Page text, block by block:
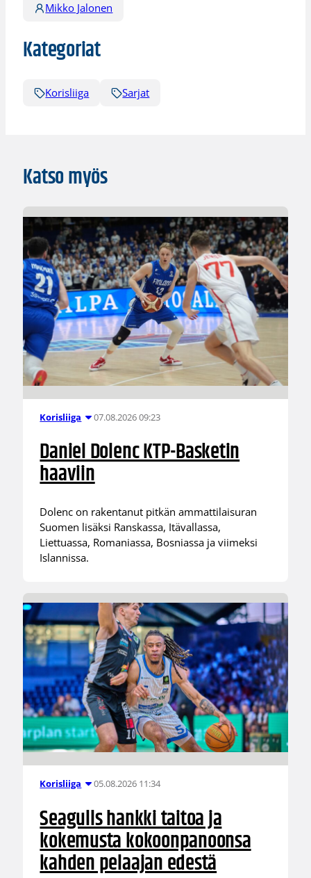
Mikko Jalonen
Kategoriat
Korisliiga Sarjat
Katso myös
Korisliiga 07.08.2026 09:23
Daniel Dolenc KTP-Basketin
haaviin
Dolenc on rakentanut pitkän ammattilaisuran
Suomen lisäksi Ranskassa, Itävallassa,
Liettuassa, Romaniassa, Bosniassa ja viimeksi
Islannissa.
Korisliiga 05.08.2026 11:34
Seagulls hankki taitoa ja
kokemusta kokoonpanoonsa
kahden pelaajan edestä